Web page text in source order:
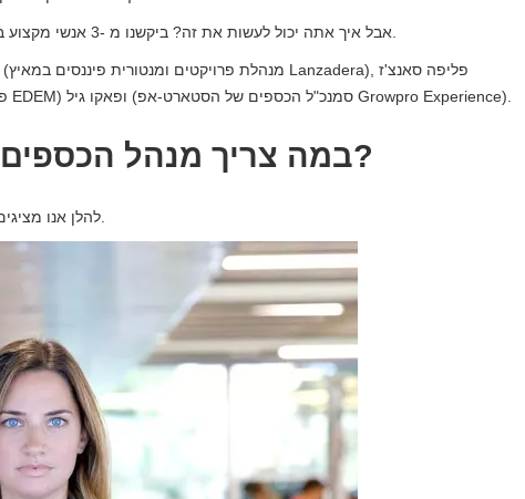
(פרופסור לתואר שני במימון בבית הספר לעסקים EDEM) ופאקו גיל (סמנכ"ל הכספים של הסטארט-אפ Growpro Experience).
במה צריך מנהל הכספים לשלוט בעתות משבר?